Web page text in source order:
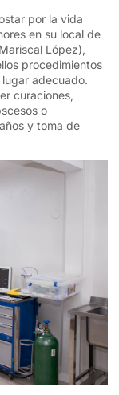
por la vida
en su local de
López),
procedimientos
adecuado.
curaciones,
o
y toma de